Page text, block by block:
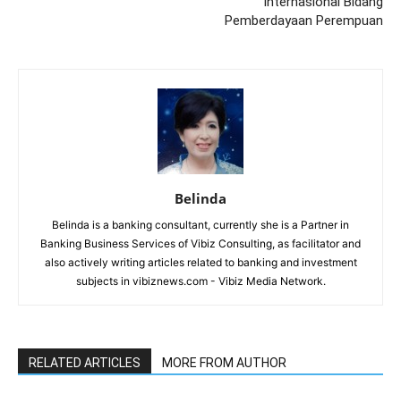
Pemberdayaan Perempuan
Belinda
Belinda is a banking consultant, currently she is a Partner in
Banking Business Services of Vibiz Consulting, as facilitator and
also actively writing articles related to banking and investment
subjects in vibiznews.com - Vibiz Media Network.
RELATED ARTICLES MORE FROM AUTHOR